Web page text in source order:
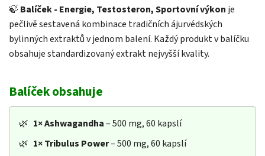
🍃 Balíček - Energie, Testosteron, Sportovní výkon je
pečlivě sestavená kombinace tradičních ájurvédských
bylinných extraktů v jednom balení. Každý produkt v balíčku
obsahuje standardizovaný extrakt nejvyšší kvality.
Balíček obsahuje
🌿 1×Ashwagandha– 500 mg, 60 kapslí
🌿 1×Tribulus Power– 500 mg, 60 kapslí